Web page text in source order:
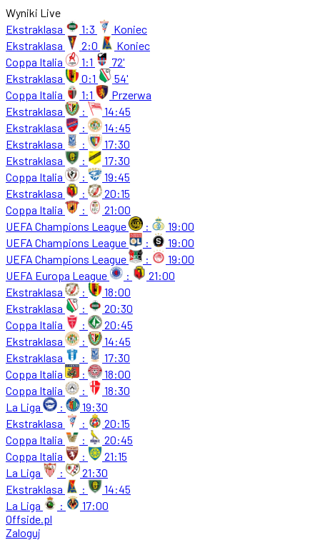
Wyniki Live
Ekstraklasa
1:3
Koniec
Ekstraklasa
2:0
Koniec
Coppa Italia
1:1
72'
Ekstraklasa
0:1
54'
Coppa Italia
1:1
Przerwa
Ekstraklasa
:
14:45
Ekstraklasa
:
14:45
Ekstraklasa
:
17:30
Ekstraklasa
:
17:30
Coppa Italia
:
19:45
Ekstraklasa
:
20:15
Coppa Italia
:
21:00
UEFA Champions League
:
19:00
UEFA Champions League
:
19:00
UEFA Champions League
:
19:00
UEFA Europa League
:
21:00
Ekstraklasa
:
18:00
Ekstraklasa
:
20:30
Coppa Italia
:
20:45
Ekstraklasa
:
14:45
Ekstraklasa
:
17:30
Coppa Italia
:
18:00
Coppa Italia
:
18:30
La Liga
:
19:30
Ekstraklasa
:
20:15
Coppa Italia
:
20:45
Coppa Italia
:
21:15
La Liga
:
21:30
Ekstraklasa
:
14:45
La Liga
:
17:00
Offside.pl
Zaloguj